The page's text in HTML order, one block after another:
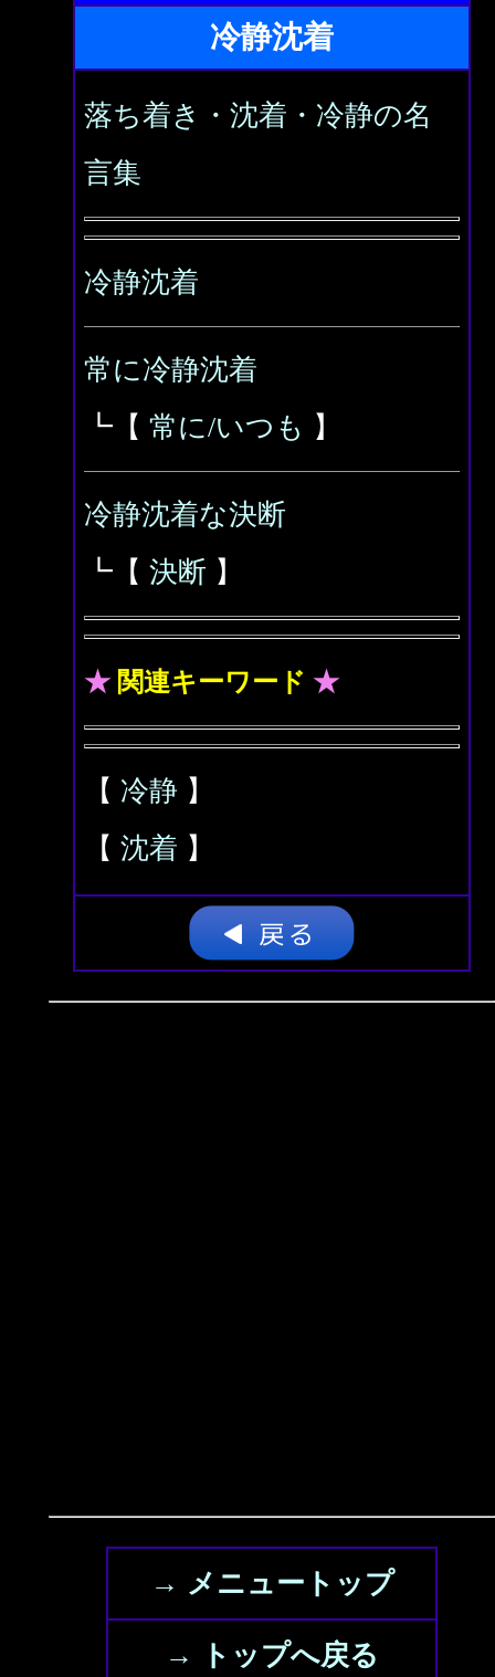
冷静沈着
落ち着き・沈着・冷静の名
言集
冷静沈着
常に冷静沈着
┗【 常に/いつも 】
冷静沈着な決断
┗【 決断 】
★ 関連キーワード ★
【 冷静 】
【 沈着 】
→ メニュートップ
→ トップへ戻る